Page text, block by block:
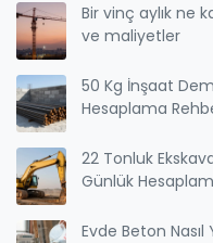
Bir vinç aylık ne
ve maliyetler
50 Kg İnşaat
Hesaplama
22 Tonluk
Günlük
Evde Beton Nasıl